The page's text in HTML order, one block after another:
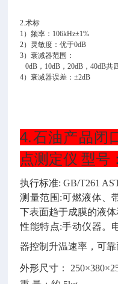
2.术标
1）频率：106kHz±1%
2）灵敏度：优于0dB
3）衰减器范围：
0dB，10dB，20dB，40dB共
4）衰减器误差：±2dB
4.石油产品闭
点测定仪 型号
执行标准: GB/T261
测量范围 :可燃液体、
下表面趋于成膜的液体
性能特点:手动仪器。
器控制升温速率，可靠
外形尺寸：